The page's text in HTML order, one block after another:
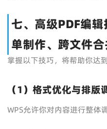
七、高级PDF编
单制作、跨文件
掌握以下技巧，将帮助你达
（1）格式优化与排版
WPS允许你对内容进行整体